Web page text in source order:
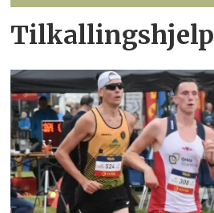
Tilkallingshjelp